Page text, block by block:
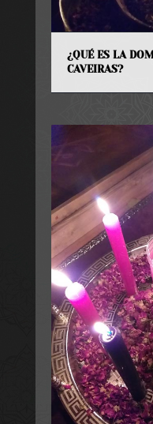
¿QUÉ ES LA
CAVEIRAS?